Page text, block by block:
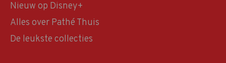
Nieuw op Disney+
Alles over Pathé Thuis
De leukste collecties